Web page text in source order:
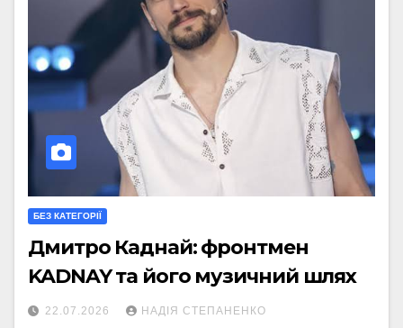
БЕЗ КАТЕГОРІЇ
Дмитро Каднай: фронтмен
KADNAY та його музичний шлях
22.07.2026 НАДІЯ СТЕПАНЕНКО